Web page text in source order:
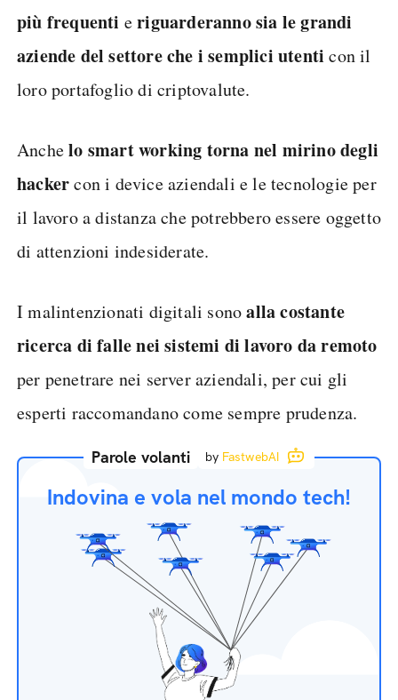
più frequenti eriguarderanno sia le grandi
aziende del settore che i semplici utenti con il
loro portafoglio di criptovalute.
Anchelo smart working torna nel mirino degli
hackercon i device aziendali e le tecnologie per
il lavoro a distanza che potrebbero essere oggetto
di attenzioni indesiderate.
I malintenzionati digitali sonoalla costante
ricerca di falle nei sistemi di lavoro da remoto
per penetrare nei server aziendali, per cui gli
esperti raccomandano come sempre prudenza.
Parole volanti by FastwebAI
Indovina e vola nel mondo tech!